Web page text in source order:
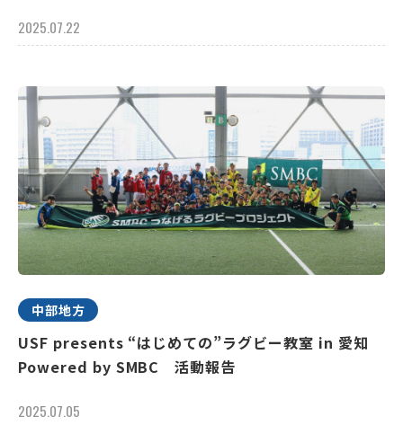
2025.07.22
中部地方
USF presents “はじめての”ラグビー教室 in 愛知
Powered by SMBC 活動報告
2025.07.05